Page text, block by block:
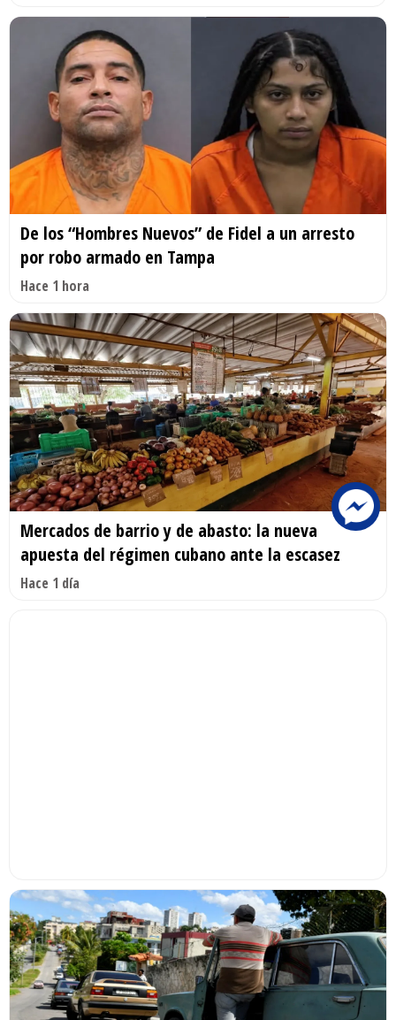
De los “Hombres Nuevos” de Fidel a un arresto
por robo armado en Tampa
Hace 1 hora
Mercados de barrio y de abasto: la nueva
apuesta del régimen cubano ante la escasez
Hace 1 día